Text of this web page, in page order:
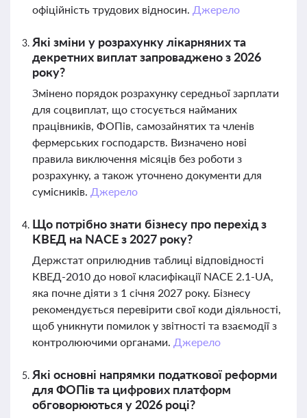
офіційність трудових відносин. Джерело
Які зміни у розрахунку лікарняних та
декретних виплат запроваджено з 2026
року?
Змінено порядок розрахунку середньої зарплати
для соцвиплат, що стосується найманих
працівників, ФОПів, самозайнятих та членів
фермерських господарств. Визначено нові
правила виключення місяців без роботи з
розрахунку, а також уточнено документи для
сумісників. Джерело
Що потрібно знати бізнесу про перехід з
КВЕД на NACE з 2027 року?
Держстат оприлюднив таблиці відповідності
КВЕД-2010 до нової класифікації NACE 2.1-UA,
яка почне діяти з 1 січня 2027 року. Бізнесу
рекомендується перевірити свої коди діяльності,
щоб уникнути помилок у звітності та взаємодії з
контролюючими органами. Джерело
Які основні напрямки податкової реформи
для ФОПів та цифрових платформ
обговорюються у 2026 році?